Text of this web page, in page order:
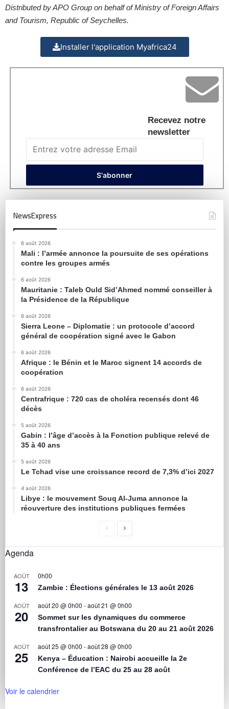
Distributed by APO Group on behalf of Ministry of Foreign Affairs
and Tourism, Republic of Seychelles.
Installer l'application Myafrica24
Recevez notre
newsletter
NewsExpress
6 août 2026
Mali : l’armée annonce la poursuite de ses opérations
contre les groupes armés
6 août 2026
Mauritanie : Taleb Ould Sid’Ahmed nommé conseiller à
la Présidence de la République
6 août 2026
Sierra Leone – Diplomatie : un protocole d’accord
général de coopération signé avec le Gabon
6 août 2026
Afrique : le Bénin et le Maroc signent 14 accords de
coopération
6 août 2026
Centrafrique : 720 cas de choléra recensés dont 46
décès
5 août 2026
Gabin : l’âge d’accès à la Fonction publique relevé de
35 à 40 ans
5 août 2026
Le Tchad vise une croissance record de 7,3% d’ici 2027
4 août 2026
Libye : le mouvement Souq Al-Juma annonce la
réouverture des institutions publiques fermées
Agenda
AOÛT
13
0h00
Zambie : Élections générales le 13 août 2026
AOÛT
20
août 20 @ 0h00 -août 21 @ 0h00
Sommet sur les dynamiques du commerce
transfrontalier au Botswana du 20 au 21 août 2026
AOÛT
25
août 25 @ 0h00 -août 28 @ 0h00
Kenya – Éducation : Nairobi accueille la 2e
Conférence de l’EAC du 25 au 28 août
Voir le calendrier